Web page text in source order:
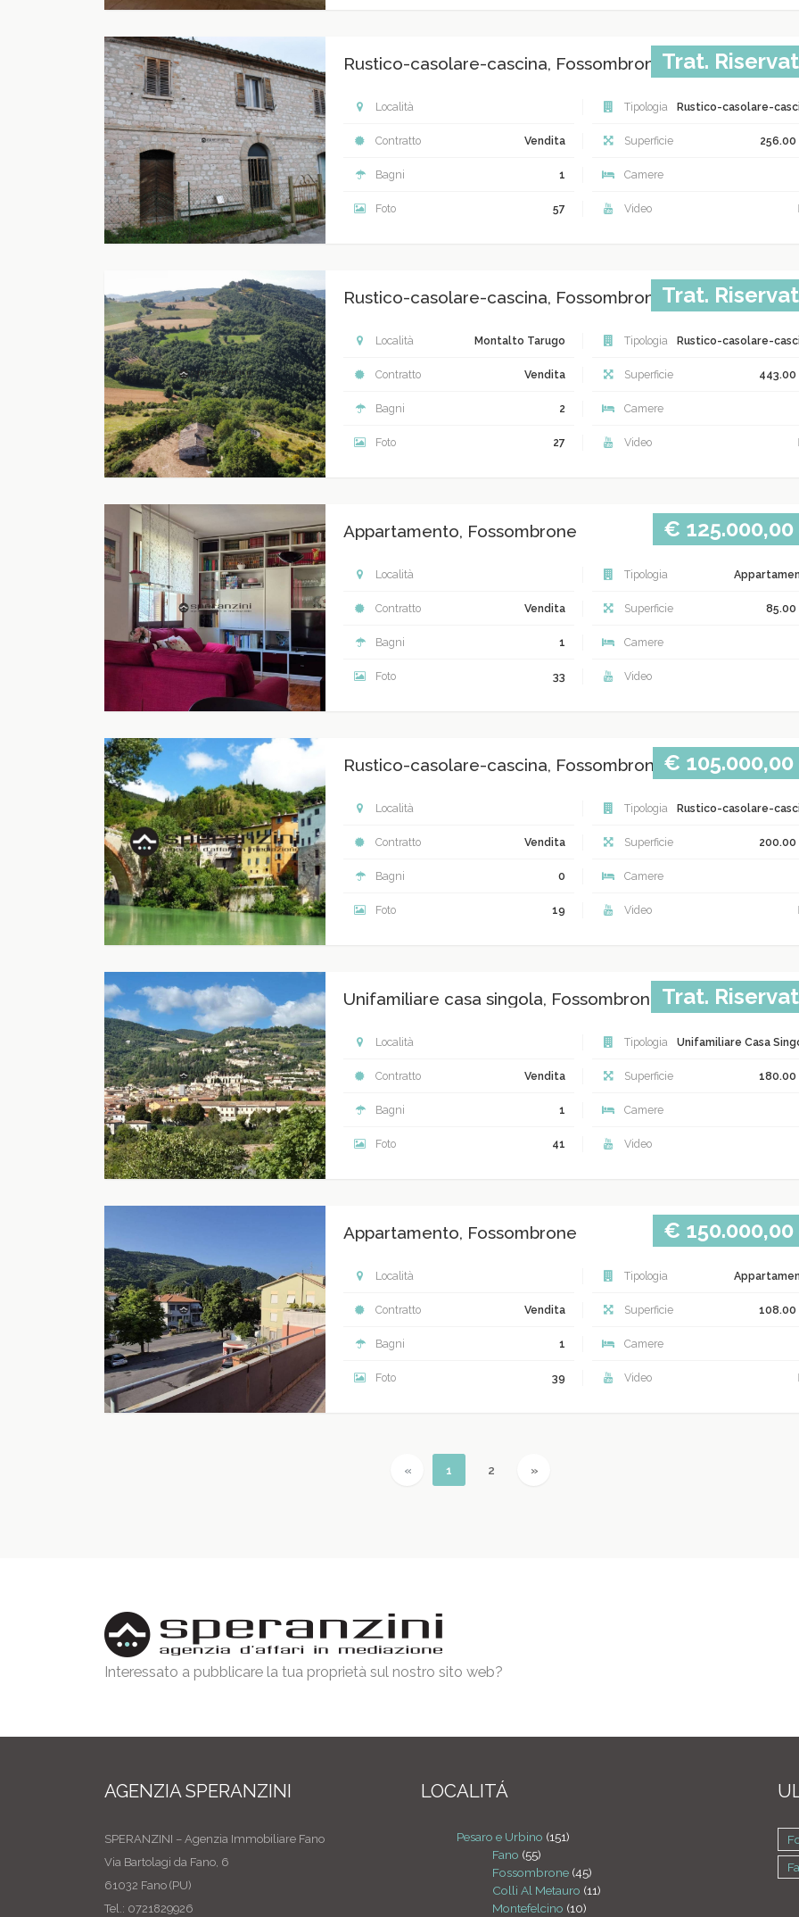
Rustico-casolare-cascina, Fossombrone Trat.
Località Tipologia Rustico-casolare-
Contratto Vendita Superficie 256.00
Bagni 1 Camere
Foto 57 Video
Rustico-casolare-cascina, Fossombrone Fossombrone
Trat.
Località Montalto Tarugo Tipologia Rustico-casolare-
Contratto Vendita Superficie 443.00
Bagni 2 Camere
Foto 27 Video
Appartamento, Fossombrone € 125.000,00
Località Tipologia
Contratto Vendita Superficie 85.00
Bagni 1 Camere
Foto 33 Video
Rustico-casolare-cascina, Fossombrone€ 105.000,00
Località Tipologia Rustico-casolare-
Contratto Vendita Superficie 200.00
Bagni 0 Camere
Foto 19 Video
Unifamiliare casa singola, Fossombrone Trat.
Località Tipologia Unifamiliare Casa
Contratto Vendita Superficie 180.00
Bagni 1 Camere
Foto 41 Video
Appartamento, Fossombrone € 150.000,00
Località Tipologia
Contratto Vendita Superficie 108.00
Bagni 1 Camere
Foto 39 Video
«Previous
1 (current)
2 »Next
Interessato a pubblicare la tua proprietà sul nostro sito web?
AGENZIA SPERANZINI
SPERANZINI – Agenzia Immobiliare Fano
Via Bartolagi da Fano, 6
61032 Fano (PU)
Tel.: 0721829926
LOCALITÁ
Pesaro e Urbino (151)
Fano (55)
Fossombrone (45)
Colli Al Metauro (11)
Montefelcino (10)